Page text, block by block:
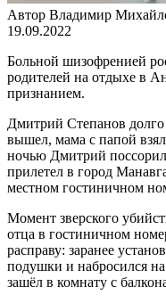
Автор Владимир
19.09.2022
Больной шизофренией
родителей на отдыхе в
признанием.
Дмитрий Степанов долго
вышел, мама с папой
ночью Дмитрий
прилетел в город
местном гостиничном
Момент зверского
отца в гостиничном
расправу: заранее
подушки и набросился на
зашёл в комнату с